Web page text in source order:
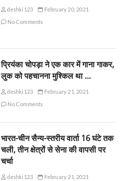
deshki123
February 20, 2021
No Comments
प्रियंका चोपड़ा ने एक कार में गाना गाकर,
लुक को पहचानना मुश्किल था …
deshki123
February 21, 2021
No Comments
भारत-चीन सैन्य-स्तरीय वार्ता 16 घंटे तक
चली, तीन क्षेत्रों से सेना की वापसी पर
चर्चा
deshki123
February 21, 2021